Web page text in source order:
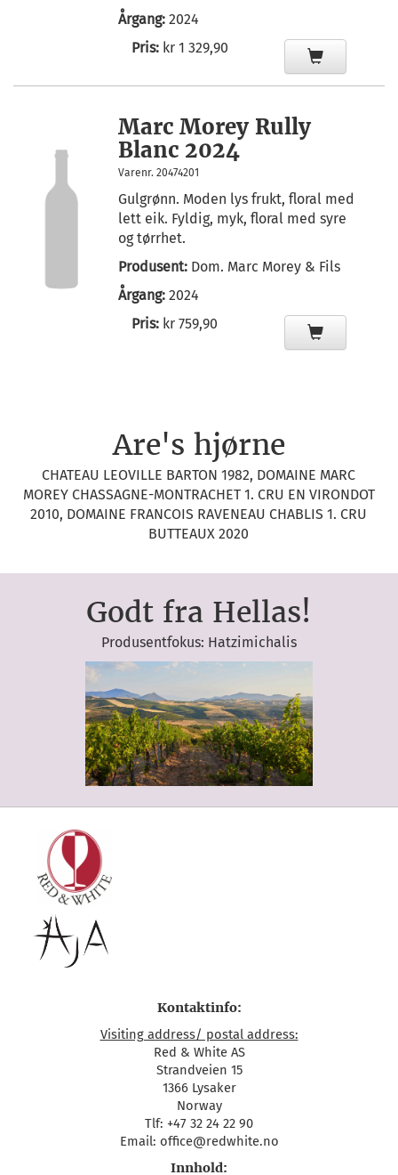
Årgang: 2024
Pris: kr 1 329,90
Marc Morey Rully
Blanc 2024
Varenr. 20474201
Gulgrønn. Moden lys frukt, floral med
lett eik. Fyldig, myk, floral med syre
og tørrhet.
Produsent: Dom. Marc Morey & Fils
Årgang: 2024
Pris: kr 759,90
Are's hjørne
CHATEAU LEOVILLE BARTON 1982, DOMAINE MARC
MOREY CHASSAGNE-MONTRACHET 1. CRU EN VIRONDOT
2010, DOMAINE FRANCOIS RAVENEAU CHABLIS 1. CRU
BUTTEAUX 2020
Godt fra Hellas!
Produsentfokus: Hatzimichalis
Kontaktinfo:
Visiting address/ postal address:
Red & White AS
Strandveien 15
1366 Lysaker
Norway
Tlf: +47 32 24 22 90
Email: office@redwhite.no
Innhold: